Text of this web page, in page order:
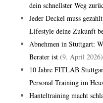
dein schnellster Weg
Jeder Deckel muss
Lifestyle deine Zukunft
Abnehmen in Stuttgart:
Berater ist (9. April 2026)
10 Jahre FITLAB
Personal Training im
Hanteltraining macht